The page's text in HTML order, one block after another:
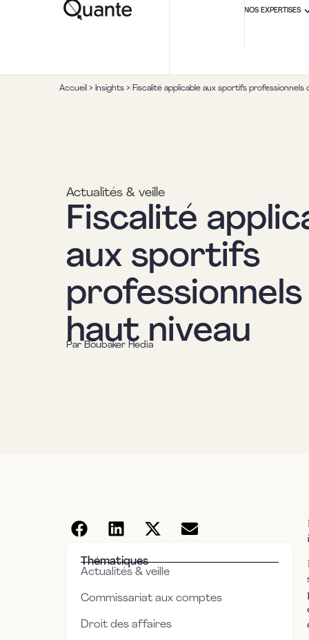
NOS EXPERTISES
Accueil > Insights > Fiscalité applicable aux sportifs professionnels
Actualités & veille
Fiscalité
aux sportifs
professionnels
haut niveau
Par Boubaker Hedia
Thématiques
Actualités & veille
Commissariat aux comptes
Droit des affaires